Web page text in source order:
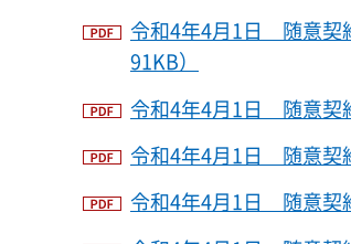
令和4年4月1日 随意契
91KB）
令和4年4月1日 随意契
令和4年4月1日 随意契
令和4年4月1日 随意契